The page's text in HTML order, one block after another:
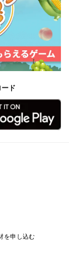
ド
を申し込む